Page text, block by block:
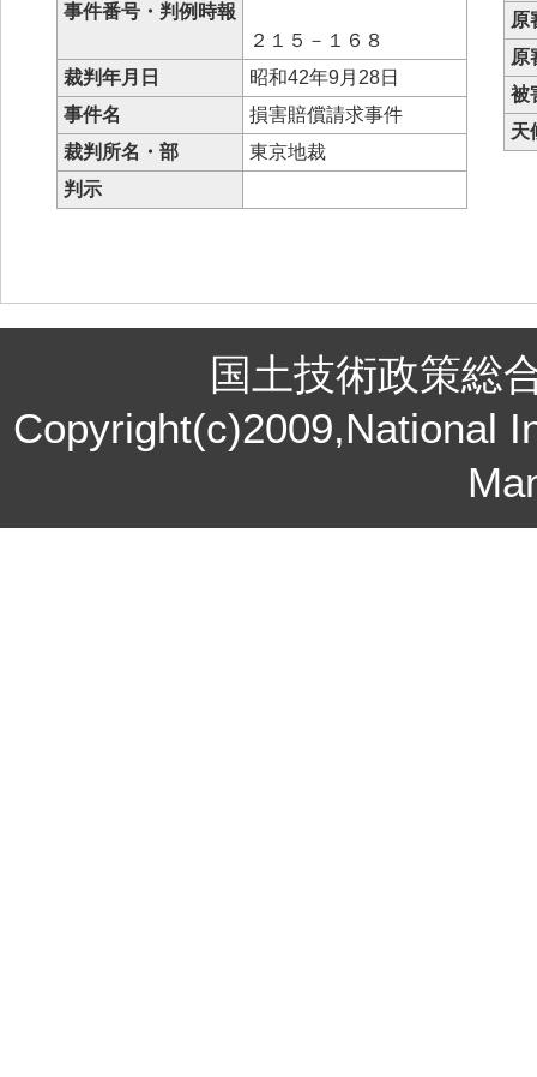
事件番号・判例時報
２１５－１６８
裁判年月日
昭和42年9月28日
事件名
損害賠償請求事件
裁判所名・部
東京地裁
判示
原
原
被
天
国土技術政策
Copyright(c)2009,National